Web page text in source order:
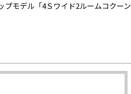
プモデル「4Ｓワイド2ルームコクーン